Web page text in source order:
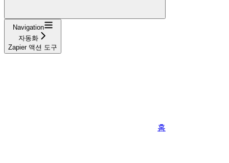
Navigation
자동화
Zapier 액션 도구
홈